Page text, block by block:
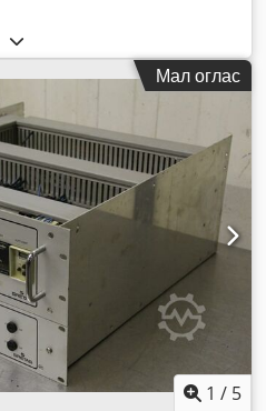
Мал оглас
1 / 5